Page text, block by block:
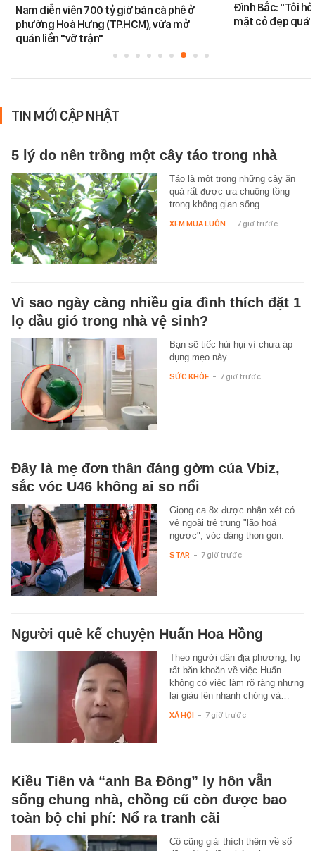
Nam diễn viên 700 tỷ giờ bán cà phê ở
phường Hoà Hưng (TP.HCM), vừa mở
quán liền "vỡ trận"
Đình Bắc: "Tôi
mặt cỏ đẹp quá"
TIN MỚI CẬP NHẬT
5 lý do nên trồng một cây táo trong nhà
Táo là một trong những cây ăn
quả rất được ưa chuộng tồng
trong không gian sống.
XEM MUA LUÔN - 7 giờ trước
Vì sao ngày càng nhiều gia đình thích đặt 1
lọ dầu gió trong nhà vệ sinh?
Bạn sẽ tiếc hùi hụi vì chưa áp
dụng mẹo này.
SỨC KHỎE - 7 giờ trước
Đây là mẹ đơn thân đáng gờm của Vbiz,
sắc vóc U46 không ai so nổi
Giọng ca 8x được nhận xét có
vẻ ngoài trẻ trung "lão hoá
ngược", vóc dáng thon gọn.
STAR - 7 giờ trước
Người quê kể chuyện Huấn Hoa Hồng
Theo người dân địa phương, họ
rất băn khoăn về việc Huấn
không có việc làm rõ ràng nhưng
lại giàu lên nhanh chóng và…
XÃ HỘI - 7 giờ trước
Kiều Tiên và “anh Ba Đông” ly hôn vẫn
sống chung nhà, chồng cũ còn được bao
toàn bộ chi phí: Nổ ra tranh cãi
Cô cũng giải thích thêm về số